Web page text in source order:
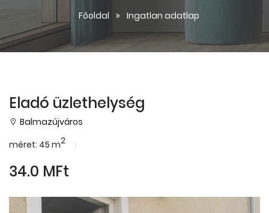
Főoldal Ingatlan adatlap
Eladó üzlethelység
Balmazújváros
méret: 45 m2
34.0 MFt